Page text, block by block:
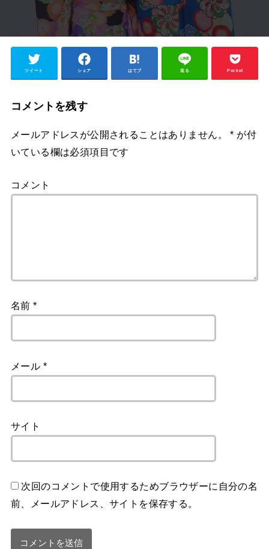
ツイート シェア はてブ 送る Pocket
コメントを残す
メールアドレスが公開されることはありません。 * が付
いている欄は必須項目です
コメント
名前*
メール *
サイト
次回のコメントで使用するためブラウザーに自分の名
前、メールアドレス、サイトを保存する。